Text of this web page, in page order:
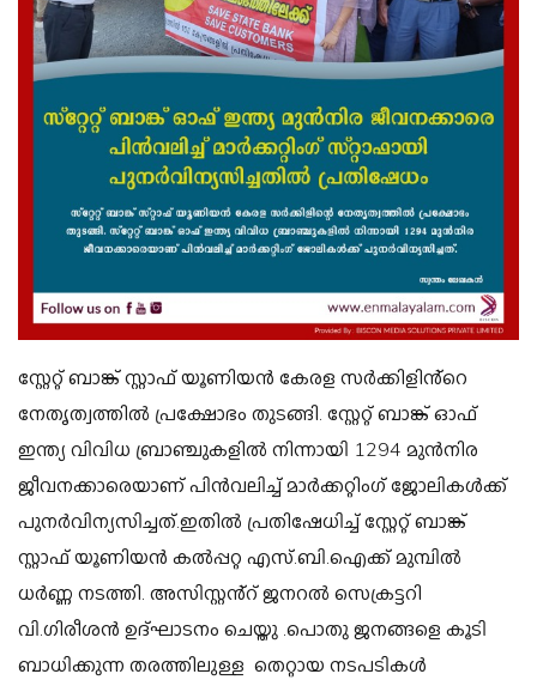
സ്റ്റേറ്റ് ബാങ്ക് സ്റ്റാഫ് യൂണിയൻ കേരള സർക്കിളിൻ്റെ
നേതൃത്വത്തിൽ പ്രക്ഷോഭം തുടങ്ങി. സ്റ്റേറ്റ് ബാങ്ക് ഓഫ്
ഇന്ത്യ വിവിധ ബ്രാഞ്ചുകളിൽ നിന്നായി 1294 മുൻനിര
ജീവനക്കാരെയാണ് പിൻവലിച്ച് മാർക്കറ്റിംഗ് ജോലികൾക്ക്
പുനർവിന്യസിച്ചത്.ഇതിൽ പ്രതിഷേധിച്ച് സ്റ്റേറ്റ് ബാങ്ക്
സ്റ്റാഫ് യൂണിയൻ കൽപ്പറ്റ എസ്.ബി.ഐക്ക് മുമ്പിൽ
ധർണ്ണ നടത്തി. അസിസ്റ്റൻ്റ് ജനറൽ സെക്രട്ടറി
വി.ഗിരീശൻ ഉദ്ഘാടനം ചെയ്തു .പൊതു ജനങ്ങളെ കൂടി
ബാധിക്കുന്ന തരത്തിലുള്ള തെറ്റായ നടപടികൾ